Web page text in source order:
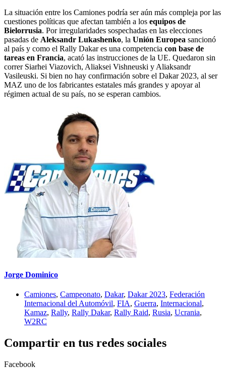
La situación entre los Camiones podría ser aún más compleja por las
cuestiones políticas que afectan también a los equipos de
Bielorrusia. Por irregularidades sospechadas en las elecciones
pasadas de Aleksandr Lukashenko, la Unión Europea sancionó
al país y como el Rally Dakar es una competencia con base de
tareas en Francia, acató las instrucciones de la UE. Quedaron sin
correr Siarhei Viazovich, Aliaksei Vishneuski y Aliaksandr
Vasileuski. Si bien no hay confirmación sobre el Dakar 2023, al ser
MAZ uno de los fabricantes estatales más grandes y apoyar al
régimen actual de su país, no se esperan cambios.
Jorge Dominico
Camiones, Campeonato, Dakar, Dakar 2023, Federación
Internacional del Automóvil, FIA, Guerra, Internacional,
Kamaz, Rally, Rally Dakar, Rally Raid, Rusia, Ucrania,
W2RC
Compartir en tus redes sociales
Facebook